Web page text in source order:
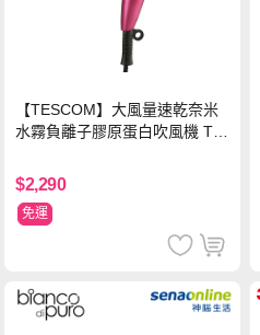
【TESCOM】大風量速乾奈米
水霧負離子膠原蛋白吹風機 TC
W
$2,290
免運